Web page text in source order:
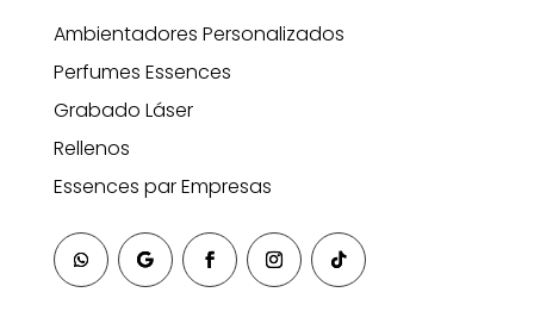
Ambientadores Personalizados
Perfumes Essences
Grabado Láser
Rellenos
Essences par Empresas